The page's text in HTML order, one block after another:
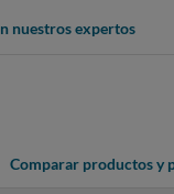
nuestros expertos
Comparar productos y